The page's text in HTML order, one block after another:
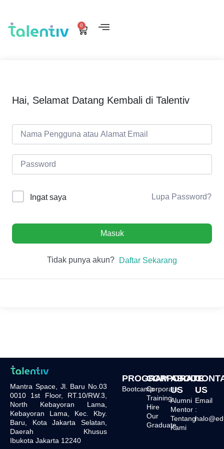
0
Hai, Selamat Datang Kembali di Talentiv
Ingat saya Lupa Password?
Masuk
Tidak punya akun? Daftar Sekarang
Mantra Space, Jl. Baru No.03
0010 1st Floor, RT.10/RW.3,
North Kebayoran Lama,
Kebayoran Lama, Kec. Kby.
Baru, Kota Jakarta Selatan,
Daerah Khusus
Ibukota Jakarta 12240
PROGRAM
Bootcamp
CORPORATE
Corporate
Training
Hire
Our
Graduate
ABOUT
US
Alumni
Mentor
Tentang
Kami
US
Email
: